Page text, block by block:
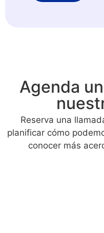
Agenda
Reserva una
planificar cómo
conocer más